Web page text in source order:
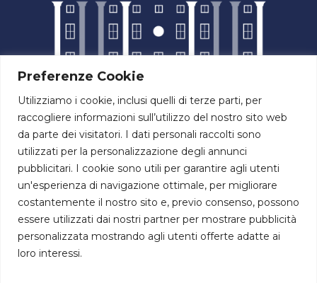
Preferenze Cookie
Utilizziamo i cookie, inclusi quelli di terze parti, per
raccogliere informazioni sull’utilizzo del nostro sito web
da parte dei visitatori. I dati personali raccolti sono
utilizzati per la personalizzazione degli annunci
pubblicitari. I cookie sono utili per garantire agli utenti
un'esperienza di navigazione ottimale, per migliorare
costantemente il nostro sito e, previo consenso, possono
essere utilizzati dai nostri partner per mostrare pubblicità
personalizzata mostrando agli utenti offerte adatte ai
loro interessi.